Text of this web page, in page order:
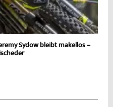
Sydow bleibt makellos –